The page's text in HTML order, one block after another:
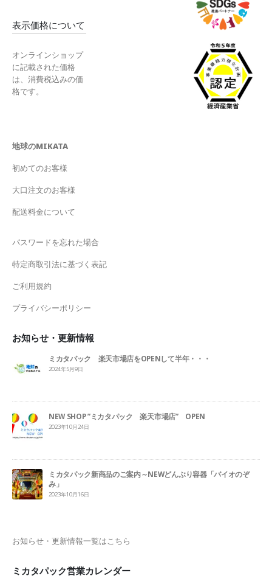
表示価格について
オンラインショップ
に記載された価格
は、消費税込みの価
格です。
地球のMIKATA
初めてのお客様
大口注文のお客様
配送料金について
パスワードを忘れた場合
特定商取引法に基づく表記
ご利用規約
プライバシーポリシー
お知らせ・更新情報
ミカタパック 楽天市場店をOPENして半年・・・
2024年5月9日
NEW SHOP ”ミカタパック 楽天市場店” OPEN
2023年10月24日
ミカタパック新商品のご案内～NEWどんぶり容器「バイオのぞ
み」
2023年10月16日
お知らせ・更新情報一覧はこちら
ミカタパック営業カレンダー